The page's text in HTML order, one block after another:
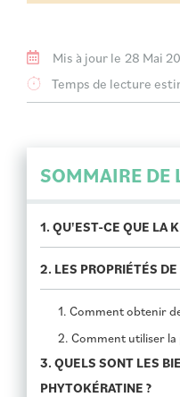
Mis à jour le 28 Mai
Temps de lecture
SOMMAIRE DE
1. QU'EST-CE QUE LA
2. LES PROPRIÉTÉS
1. Comment obtenir
2. Comment utiliser
3. QUELS SONT LES
PHYTOKÉRATINE ?